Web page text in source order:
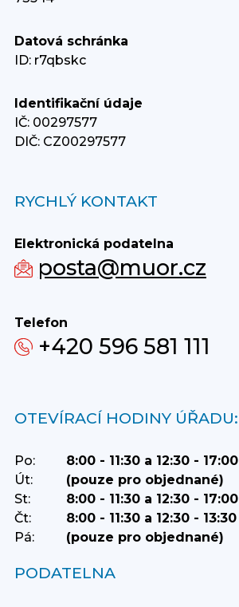
Datová schránka
ID: r7qbskc
Identifikační údaje
IČ: 00297577
DIČ: CZ00297577
RYCHLÝ KONTAKT
Elektronická podatelna
posta@muor.cz
Telefon
+420 596 581 111
OTEVÍRACÍ HODINY ÚŘADU:
Po:
8:00 - 11:30 a 12:30 - 17:00
Út:
(pouze pro objednané)
St:
8:00 - 11:30 a 12:30 - 17:00
Čt:
8:00 - 11:30 a 12:30 - 13:30
Pá:
(pouze pro objednané)
PODATELNA